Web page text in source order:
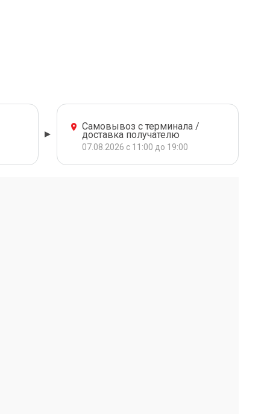
Самовывоз с терминала /
доставка получателю
07.08.2026 с 11:00 до 19:00